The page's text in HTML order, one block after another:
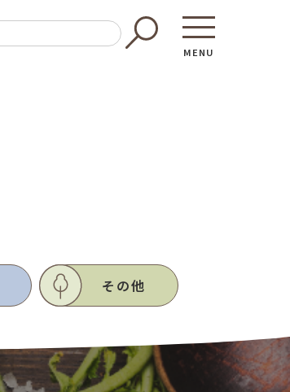
MENU
認証者一覧
を使った料理教室
直売所へ
レシピ
その他